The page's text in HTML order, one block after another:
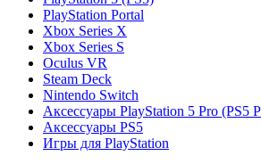
PlayStation Portal
Xbox Series X
Xbox Series S
Oculus VR
Steam Deck
Nintendo Switch
Аксессуары PlayStation 5 Pro (PS5
Аксессуары PS5
Игры для PlayStation